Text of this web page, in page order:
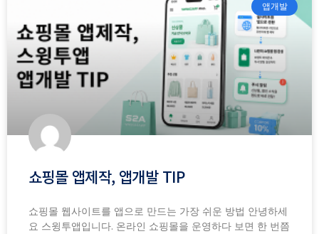
앱개발
쇼핑몰 앱제작, 앱개발 TIP
쇼핑몰 웹사이트를 앱으로 만드는 가장 쉬운 방법 안녕하세
요 스윙투앱입니다. 온라인 쇼핑몰을 운영하다 보면 한 번쯤